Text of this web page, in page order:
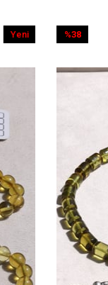
Yeni